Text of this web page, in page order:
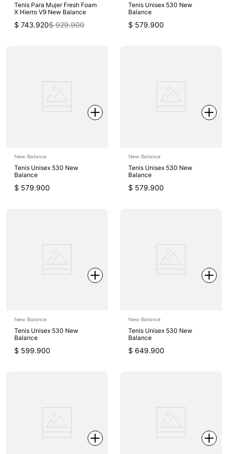
Tenis Para Mujer Fresh Foam
X Hierro V9 New Balance
$ 743.920$ 929.900
Tenis Unisex 530 New
Balance
$ 579.900
New Balance
Tenis Unisex 530 New
Balance
$ 579.900
New Balance
Tenis Unisex 530 New
Balance
$ 579.900
New Balance
Tenis Unisex 530 New
Balance
$ 599.900
New Balance
Tenis Unisex 530 New
Balance
$ 649.900